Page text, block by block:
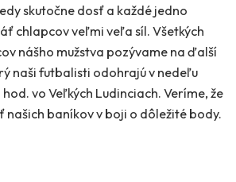
skutočne dosť a každé jedno
chlapcov veľmi veľa síl. Všetkých
nášho mužstva pozývame na ďalší
naši futbalisti odohrajú v nedeľu
vo Veľkých Ludinciach. Veríme, že
baníkov v boji o dôležité body.